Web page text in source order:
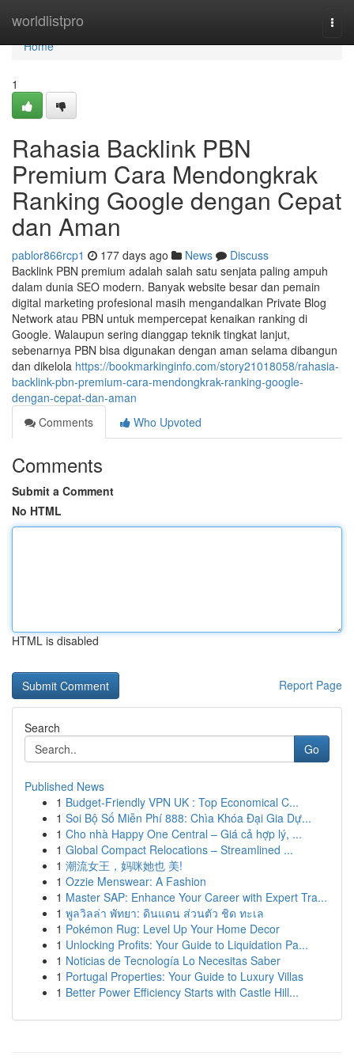
worldlistpro
Home
Home
1
Rahasia Backlink PBN
Premium Cara Mendongkrak
Ranking Google dengan Cepat
dan Aman
pablor866rcp1 177 days ago News
Discuss
Backlink PBN premium adalah salah satu senjata paling ampuh
dalam dunia SEO modern. Banyak website besar dan pemain
digital marketing profesional masih mengandalkan Private Blog
Network atau PBN untuk mempercepat kenaikan ranking di
Google. Walaupun sering dianggap teknik tingkat lanjut,
sebenarnya PBN bisa digunakan dengan aman selama dibangun
dan dikelola https://bookmarkinginfo.com/story21018058/rahasia-
backlink-pbn-premium-cara-mendongkrak-ranking-google-
dengan-cepat-dan-aman
Comments
Who Upvoted
Comments
Submit a Comment
No HTML
HTML is disabled
Report Page
Search
Go
Published News
1 Budget-Friendly VPN UK : Top Economical C...
1 Soi Bộ Số Miễn Phí 888: Chìa Khóa Đại Gia Dự...
1 Cho nhà Happy One Central – Giá cả hợp lý, ...
1 Global Compact Relocations – Streamlined ...
1 潮流女王，妈咪她也 美!
1 Ozzie Menswear: A Fashion
1 Master SAP: Enhance Your Career with Expert Tra...
1 พูลวิลล่า พัทยา: ดินแดน ส่วนตัว ชิด ทะเล
1 Pokémon Rug: Level Up Your Home Decor
1 Unlocking Profits: Your Guide to Liquidation Pa...
1 Noticias de Tecnología Lo Necesitas Saber
1 Portugal Properties: Your Guide to Luxury Villas
1 Better Power Efficiency Starts with Castle Hill...